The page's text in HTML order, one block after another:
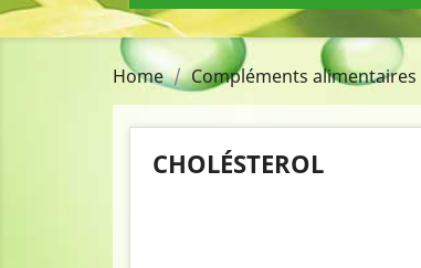
Home Compléments alimentaires
CHOLÉSTEROL